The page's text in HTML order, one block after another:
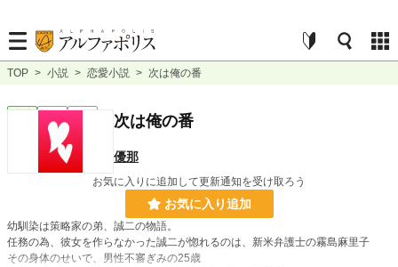
TOP > 小説 > 恋愛小説 > 次は俺の番
完結 短編 次は俺の番
優那
お気に入りに追加して更新通知を受け取ろう
お気に入り追加
幼馴染は策略家の弟、誠二の物語。
任務の為、彼女を作らなかった誠二が惚れるのは、新米弁護士の霧島麻里子
その身体のせいで、男性不審ぎみの25歳